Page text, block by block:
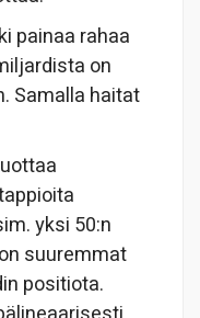
painaa rahaa
on
Samalla haitat
yksi 50:n
suuremmat
positiota.